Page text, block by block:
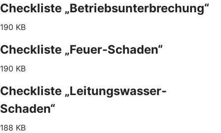
Checkliste „Betriebsunterbrechung“
190 KB
Checkliste „Feuer-Schaden“
190 KB
Checkliste „Leitungswasser-
Schaden“
188 KB